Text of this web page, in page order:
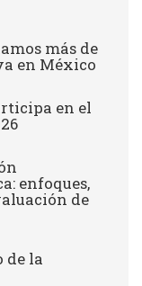
más de
en México
en el
enfoques,
de
de la